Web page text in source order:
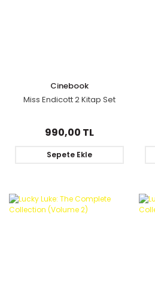
Cinebook
Miss Endicott 2 Kitap Set
990,00 TL
Sepete Ekle